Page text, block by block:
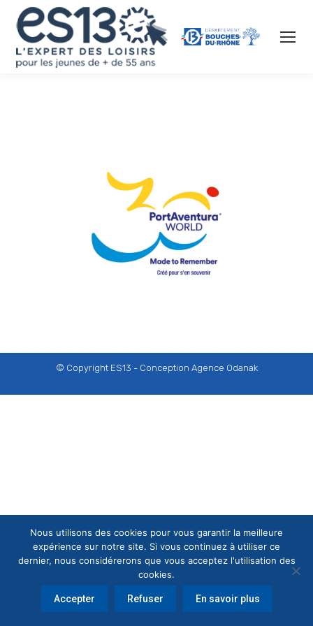
© Copyright ES13 - Conception Agence Odanak
Nous utilisons des cookies pour vous garantir la meilleure
expérience sur notre site. Si vous continuez à utiliser ce
dernier, nous considérerons que vous acceptez l'utilisation des
cookies.
Accepter Refuser En savoir plus